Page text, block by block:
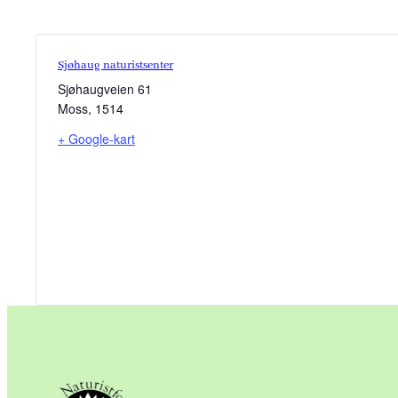
Sjøhaug naturistsenter
Sjøhaugveien 61
Moss, 1514
+ Google-kart